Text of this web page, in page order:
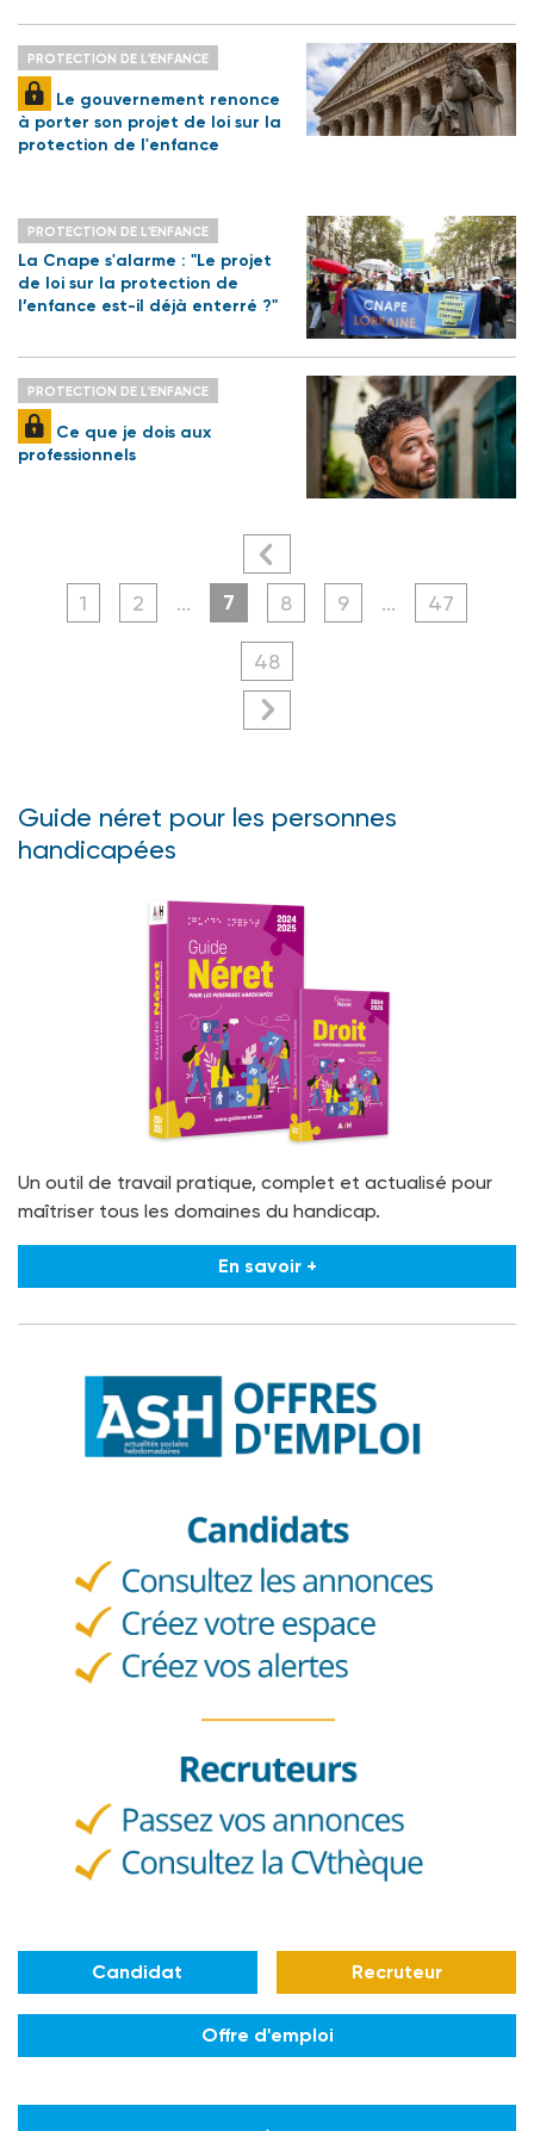
PROTECTION DE L'ENFANCE
Le gouvernement renonce
à porter son projet de loi sur la
protection de l'enfance
PROTECTION DE L'ENFANCE
La Cnape s'alarme : "Le projet
de loi sur la protection de
l’enfance est-il déjà enterré ?"
PROTECTION DE L'ENFANCE
Ce que je dois aux
professionnels
1 2 ... 7 8 9 ... 47
48
Guide néret pour les personnes
handicapées
Un outil de travail pratique, complet et actualisé pour
maîtriser tous les domaines du handicap.
En savoir +
Candidat Recruteur
Offre d'emploi